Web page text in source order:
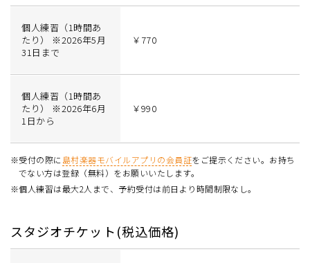
個人練習（1時間あ
たり） ※2026年5月
31日まで
￥770
個人練習（1時間あ
たり） ※2026年6月
1日から
￥990
※受付の際に 島村楽器モバイルアプリの会員証をご提示ください。お持ち
でない方は登録（無料）をお願いいたします。
※個人練習は最大2人まで、予約受付は前日より時間制限なし。
スタジオチケット(税込価格)